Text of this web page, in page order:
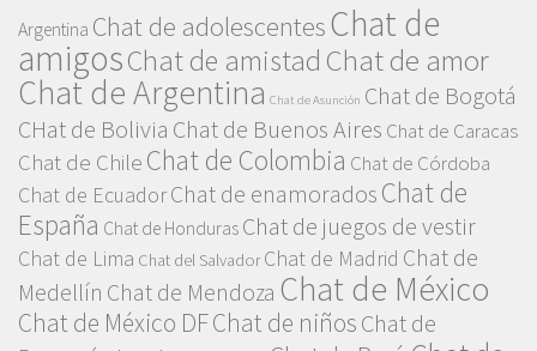
Argentina Chat de adolescentesChat de
amigosChat de amistad Chat de amor
Chat de Argentina Chat de Asunción Chat de Bogotá
CHat de Bolivia Chat de Buenos Aires Chat de Caracas
Chat de Chile Chat de Colombia Chat de Córdoba
Chat de EcuadorChat de enamorados Chat de
España Chat de Honduras Chat de juegos de vestir
Chat de Lima Chat del Salvador Chat de Madrid Chat de
Medellín Chat de Mendoza Chat de México
Chat de México DFChat de niñosChat de